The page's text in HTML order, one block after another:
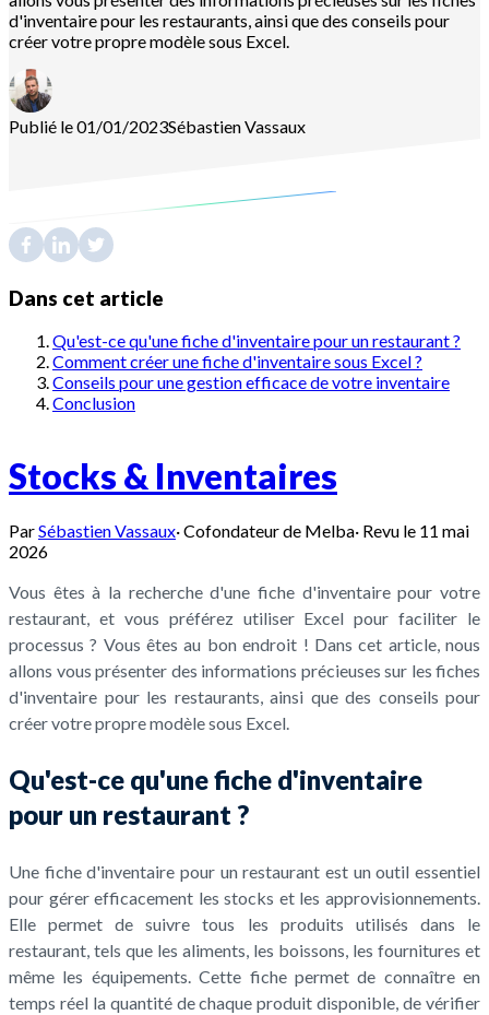
d'inventaire pour les restaurants, ainsi que des conseils pour
créer votre propre modèle sous Excel.
Publié le 01/01/2023SébastienVassaux
Dans cet article
Qu'est-ce qu'une fiche d'inventaire pour un restaurant ?
Comment créer une fiche d'inventaire sous Excel ?
Conseils pour une gestion efficace de votre inventaire
Conclusion
Stocks & Inventaires
ParSébastien Vassaux·Cofondateur de Melba· Revu le 11 mai
2026
Vous êtes à la recherche d'une fiche d'inventaire pour votre
restaurant, et vous préférez utiliser Excel pour faciliter le
processus ? Vous êtes au bon endroit ! Dans cet article, nous
allons vous présenter des informations précieuses sur les fiches
d'inventaire pour les restaurants, ainsi que des conseils pour
créer votre propre modèle sous Excel.
Qu'est-ce qu'une fiche d'inventaire
pour un restaurant ?
Une fiche d'inventaire pour un restaurant est un outil essentiel
pour gérer efficacement les stocks et les approvisionnements.
Elle permet de suivre tous les produits utilisés dans le
restaurant, tels que les aliments, les boissons, les fournitures et
même les équipements. Cette fiche permet de connaître en
temps réel la quantité de chaque produit disponible, de vérifier